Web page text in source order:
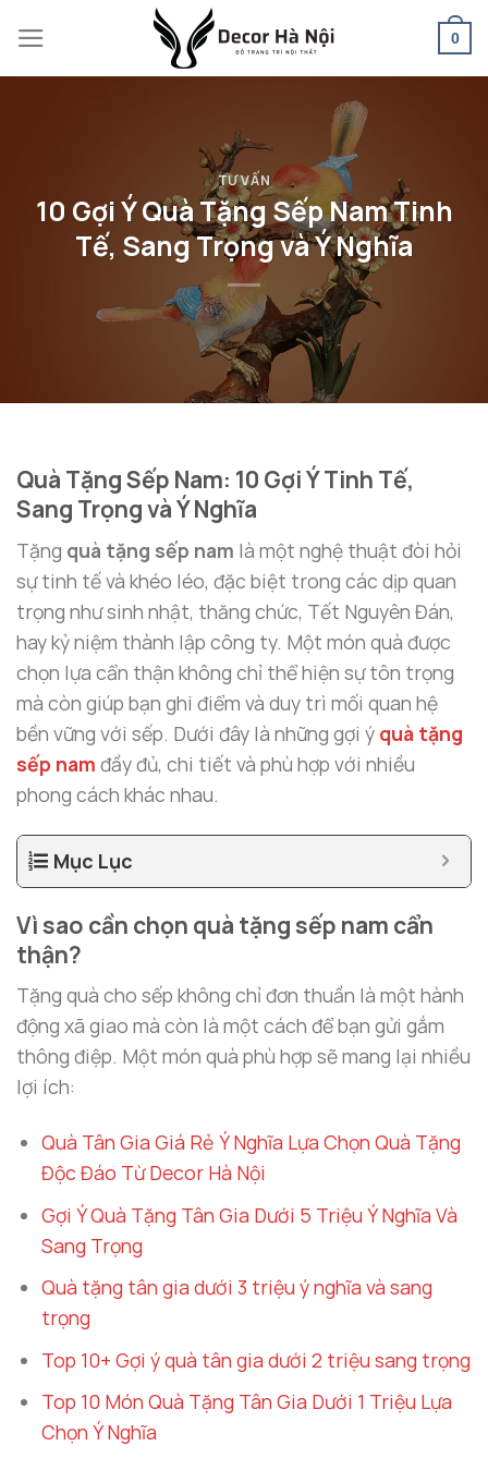
to
content
0
TƯ VẤN
10 Gợi Ý Quà Tặng Sếp Nam Tinh
Tế, Sang Trọng và Ý Nghĩa
Quà Tặng Sếp Nam: 10 Gợi Ý Tinh Tế,
Sang Trọng và Ý Nghĩa
Tặng quà tặng sếp nam là một nghệ thuật đòi hỏi
sự tinh tế và khéo léo, đặc biệt trong các dịp quan
trọng như sinh nhật, thăng chức, Tết Nguyên Đán,
hay kỷ niệm thành lập công ty. Một món quà được
chọn lựa cẩn thận không chỉ thể hiện sự tôn trọng
mà còn giúp bạn ghi điểm và duy trì mối quan hệ
bền vững với sếp. Dưới đây là những gợi ý quà tặng
sếp nam đầy đủ, chi tiết và phù hợp với nhiều
phong cách khác nhau.
Mục Lục
Vì sao cần chọn quà tặng sếp nam cẩn
thận?
Tặng quà cho sếp không chỉ đơn thuần là một hành
động xã giao mà còn là một cách để bạn gửi gắm
thông điệp. Một món quà phù hợp sẽ mang lại nhiều
lợi ích:
Quà Tân Gia Giá Rẻ Ý Nghĩa Lựa Chọn Quà Tặng
Độc Đáo Từ Decor Hà Nội
Gợi Ý Quà Tặng Tân Gia Dưới 5 Triệu Ý Nghĩa Và
Sang Trọng
Quà tặng tân gia dưới 3 triệu ý nghĩa và sang
trọng
Top 10+ Gợi ý quà tân gia dưới 2 triệu sang trọng
Top 10 Món Quà Tặng Tân Gia Dưới 1 Triệu Lựa
Chọn Ý Nghĩa